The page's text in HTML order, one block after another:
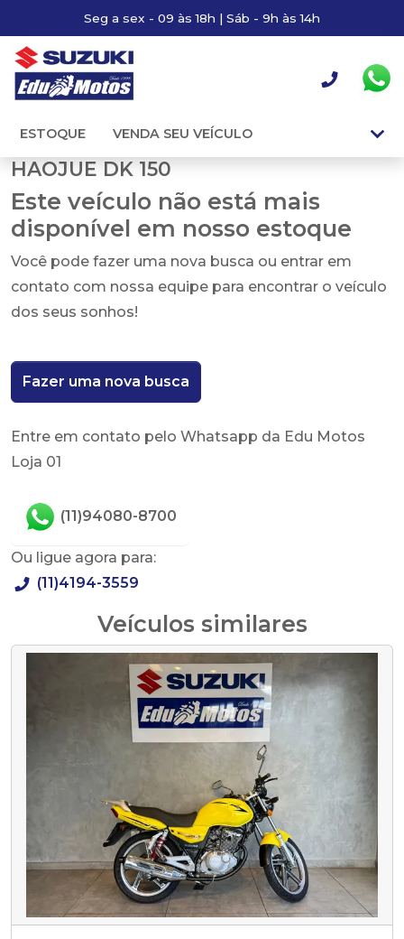
Seg a sex - 09 às 18h | Sáb - 9h às 14h
ESTOQUE VENDA SEU VEÍCULO
HAOJUE DK 150
Este veículo não está mais
disponível em nosso estoque
Você pode fazer uma nova busca ou entrar em
contato com nossa equipe para encontrar o veículo
dos seus sonhos!
Fazer uma nova busca
Entre em contato pelo Whatsapp da Edu Motos
Loja 01
(11)94080-8700
Ou ligue agora para:
(11)4194-3559
Veículos similares